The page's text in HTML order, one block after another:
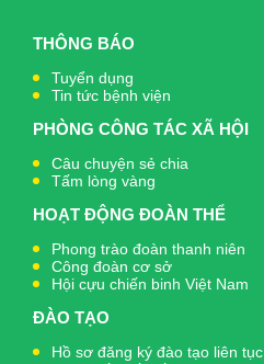
THÔNG BÁO
Tuyển dụng
Tin tức bệnh viện
PHÒNG CÔNG TÁC XÃ HỘI
Câu chuyện sẻ chia
Tấm lòng vàng
HOẠT ĐỘNG ĐOÀN THỂ
Phong trào đoàn thanh niên
Công đoàn cơ sở
Hội cựu chiến binh Việt Nam
ĐÀO TẠO
Hồ sơ đăng ký đào tạo liên tục